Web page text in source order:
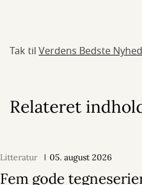
Tak til Verdens Bedste
Relateret
Litteratur 05. august 2026
Fem gode